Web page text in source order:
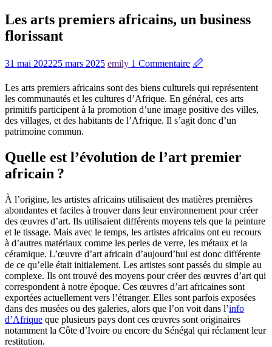
Les arts premiers africains, un business
florissant
31 mai 202225 mars 2025 emily 1 Commentaire 🖉
Les arts premiers africains sont des biens culturels qui représentent
les communautés et les cultures d’Afrique. En général, ces arts
primitifs participent à la promotion d’une image positive des villes,
des villages, et des habitants de l’Afrique. Il s’agit donc d’un
patrimoine commun.
Quelle est l’évolution de l’art premier
africain ?
À l’origine, les artistes africains utilisaient des matières premières
abondantes et faciles à trouver dans leur environnement pour créer
des œuvres d’art. Ils utilisaient différents moyens tels que la peinture
et le tissage. Mais avec le temps, les artistes africains ont eu recours
à d’autres matériaux comme les perles de verre, les métaux et la
céramique. L’œuvre d’art africain d’aujourd’hui est donc différente
de ce qu’elle était initialement. Les artistes sont passés du simple au
complexe. Ils ont trouvé des moyens pour créer des œuvres d’art qui
correspondent à notre époque. Ces œuvres d’art africaines sont
exportées actuellement vers l’étranger. Elles sont parfois exposées
dans des musées ou des galeries, alors que l’on voit dans l’info
d’Afrique que plusieurs pays dont ces œuvres sont originaires
notamment la Côte d’Ivoire ou encore du Sénégal qui réclament leur
restitution.